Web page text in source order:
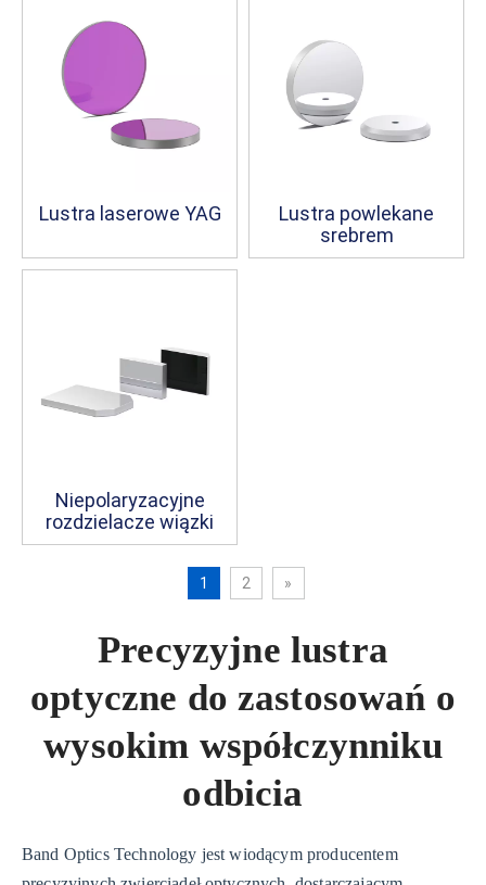
Lustra laserowe YAG
Lustra powlekane
srebrem
Niepolaryzacyjne
rozdzielacze wiązki
1 2 »
Precyzyjne lustra
optyczne do zastosowań o
wysokim współczynniku
odbicia
Band Optics Technology jest wiodącym producentem